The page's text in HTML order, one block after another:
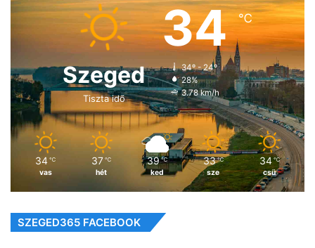
Szeged
Tiszta idő
34℃
34º - 24º
28%
3.78 km/h
34 ℃
vas
37 ℃
hét
39 ℃
ked
33 ℃
sze
34 ℃
csü
SZEGED365 FACEBOOK